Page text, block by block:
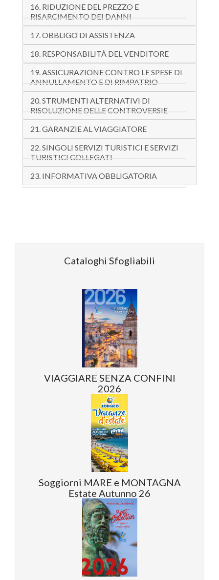
16. RIDUZIONE DEL PREZZO E
RISARCIMENTO DEI DANNI
17. OBBLIGO DI ASSISTENZA
18. RESPONSABILITÀ DEL VENDITORE
19. ASSICURAZIONE CONTRO LE SPESE DI
ANNULLAMENTO E DI RIMPATRIO
20. STRUMENTI ALTERNATIVI DI
RISOLUZIONE DELLE CONTROVERSIE
21. GARANZIE AL VIAGGIATORE
22. SINGOLI SERVIZI TURISTICI E SERVIZI
TURISTICI COLLEGATI
23. INFORMATIVA OBBLIGATORIA
Cataloghi Sfogliabili
VIAGGIARE SENZA CONFINI
2026
Soggiorni MARE e MONTAGNA
Estate Autunno 26